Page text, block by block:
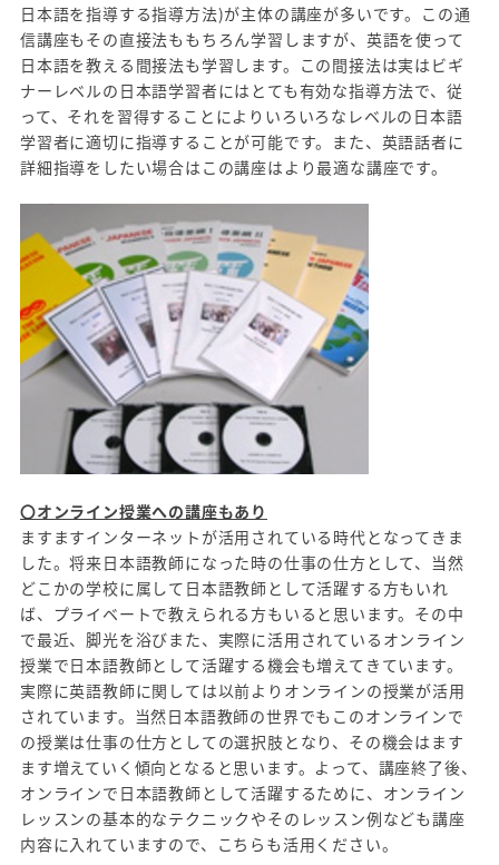
日本語を指導する指導方法)が主体の講座が多いです。この通
信講座もその直接法ももちろん学習しますが、英語を使って
日本語を教える間接法も学習します。この間接法は実はビギ
ナーレベルの日本語学習者にはとても有効な指導方法で、従
って、それを習得することによりいろいろなレベルの日本語
学習者に適切に指導することが可能です。また、英語話者に
詳細指導をしたい場合はこの講座はより最適な講座です。
〇オンライン授業への講座もあり
ますますインターネットが活用されている時代となってきま
した。将来日本語教師になった時の仕事の仕方として、当然
どこかの学校に属して日本語教師として活躍する方もいれ
ば、プライベートで教えられる方もいると思います。その中
で最近、脚光を浴びまた、実際に活用されているオンライン
授業で日本語教師として活躍する機会も増えてきています。
実際に英語教師に関しては以前よりオンラインの授業が活用
されています。当然日本語教師の世界でもこのオンラインで
の授業は仕事の仕方としての選択肢となり、その機会はます
ます増えていく傾向となると思います。よって、講座終了後、
オンラインで日本語教師として活躍するために、オンライン
レッスンの基本的なテクニックやそのレッスン例なども講座
内容に入れていますので、こちらも活用ください。